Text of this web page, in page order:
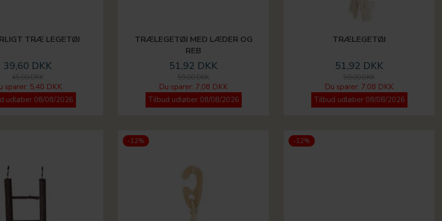
TRÆ LEGETØJ
39,60 DKK
45,00 DKK
sparer: 5,40 DKK
udløber 08/08/2026
TRÆLEGETØJ MED LÆDER OG
REB
51,92 DKK
59,00 DKK
Du sparer: 7,08 DKK
Tilbud udløber 08/08/2026
TRÆLEGETØJ
51,92 DKK
59,00 DKK
Du sparer: 7,08 DKK
Tilbud udløber 08/08/2026
-12% -12%